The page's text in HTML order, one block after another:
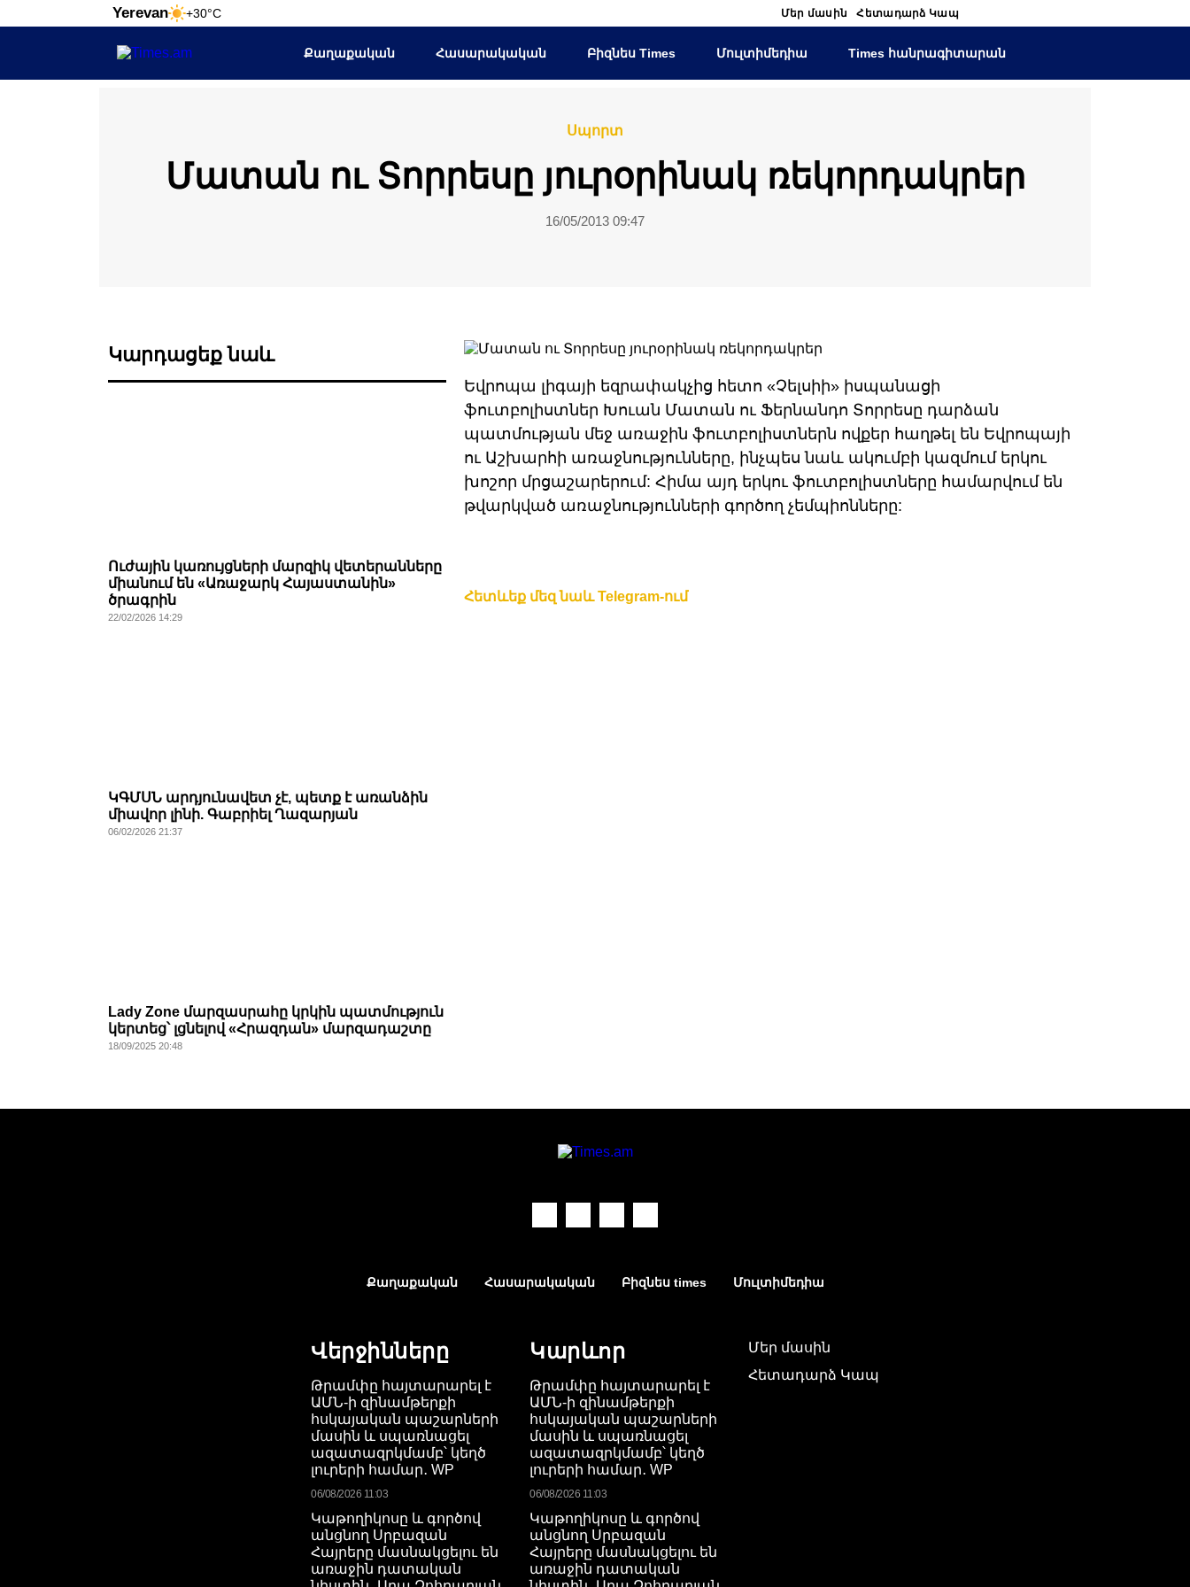
Yerevan +30°C Մեր մասին Հետադարձ Կապ
Քաղաքական Հասարակական Բիզնես Times Մուլտիմեդիա Times հանրագիտարան
Սպորտ
Մատան ու Տորրեսը յուրօրինակ ռեկորդակրեր
16/05/2013 09:47
Կարդացեք նաև
Ուժային կառույցների մարզիկ վետերանները
միանում են «Առաջարկ Հայաստանին»
ծրագրին
22/02/2026 14:29
ԿԳՄՍՆ արդյունավետ չէ, պետք է առանձին
միավոր լինի. Գաբրիել Ղազարյան
06/02/2026 21:37
Lady Zone մարզասրահը կրկին պատմություն
կերտեց՝ լցնելով «Հրազդան» մարզադաշտը
18/09/2025 20:48
Եվրոպա լիգայի եզրափակչից հետո «Չելսիի» իսպանացի
ֆուտբոլիստներ Խուան Մատան ու Ֆերնանդո Տորրեսը դարձան
պատմության մեջ առաջին ֆուտբոլիստներն ովքեր հաղթել են Եվրոպայի
ու Աշխարհի առաջնությունները, ինչպես նաև ակումբի կազմում երկու
խոշոր մրցաշարերում: Հիմա այդ երկու ֆուտբոլիստները համարվում են
թվարկված առաջնությունների գործող չեմպիոնները:
Հետևեք մեզ նաև Telegram-ում
Քաղաքական Հասարակական Բիզնես times Մուլտիմեդիա
Վերջինները
Թրամփը հայտարարել է
ԱՄՆ-ի զինամթերքի
հսկայական պաշարների
մասին և սպառնացել
ազատազրկմամբ՝ կեղծ
լուրերի համար․ WP
06/08/2026 11:03
Կաթողիկոսը և գործով
անցնող Սրբազան
Հայրերը մասնակցելու են
առաջին դատական
Կարևոր
Թրամփը հայտարարել է
ԱՄՆ-ի զինամթերքի
հսկայական պաշարների
մասին և սպառնացել
ազատազրկմամբ՝ կեղծ
լուրերի համար․ WP
06/08/2026 11:03
Կաթողիկոսը և գործով
անցնող Սրբազան
Հայրերը մասնակցելու են
առաջին դատական
Մեր մասին
Հետադարձ Կապ